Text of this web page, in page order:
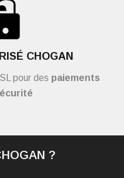
CHOGAN
pour des paiements
?